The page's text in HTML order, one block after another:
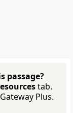
passage?
tab.
Plus.